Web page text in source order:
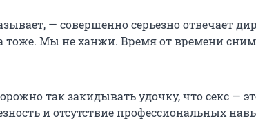
— совершенно серьезно отвечает
тоже. Мы не ханжи. Время от времени
так закидывать удочку, что секс —
и отсутствие профессиональных